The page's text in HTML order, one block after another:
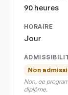
90 heures
HORAIRE
Jour
Non
Non, ce
diplôme.